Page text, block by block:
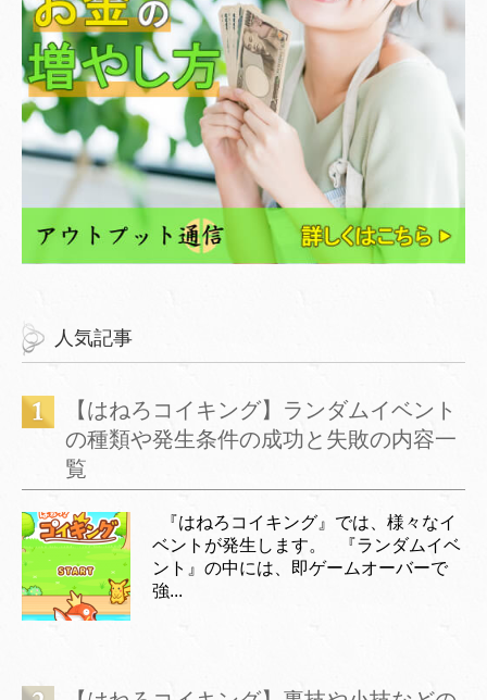
人気記事
【はねろコイキング】ランダムイベント
の種類や発生条件の成功と失敗の内容一
覧
『はねろコイキング』では、様々なイ
ベントが発生します。 『ランダムイベ
ント』の中には、即ゲームオーバーで
強...